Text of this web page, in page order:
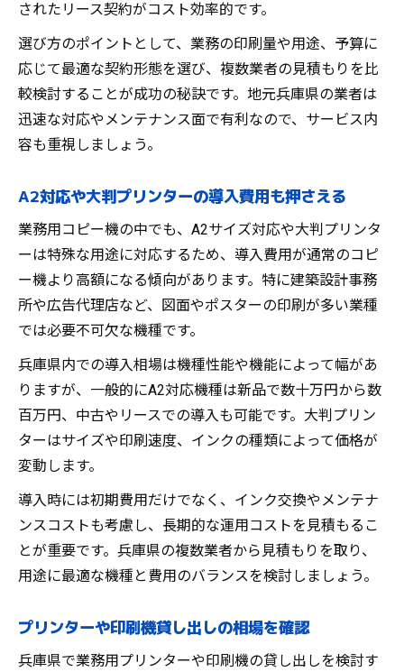
されたリース契約がコスト効率的です。
選び方のポイントとして、業務の印刷量や用途、予算に
応じて最適な契約形態を選び、複数業者の見積もりを比
較検討することが成功の秘訣です。地元兵庫県の業者は
迅速な対応やメンテナンス面で有利なので、サービス内
容も重視しましょう。
A2対応や大判プリンターの導入費用も押さえる
業務用コピー機の中でも、A2サイズ対応や大判プリンタ
ーは特殊な用途に対応するため、導入費用が通常のコピ
ー機より高額になる傾向があります。特に建築設計事務
所や広告代理店など、図面やポスターの印刷が多い業種
では必要不可欠な機種です。
兵庫県内での導入相場は機種性能や機能によって幅があ
りますが、一般的にA2対応機種は新品で数十万円から数
百万円、中古やリースでの導入も可能です。大判プリン
ターはサイズや印刷速度、インクの種類によって価格が
変動します。
導入時には初期費用だけでなく、インク交換やメンテナ
ンスコストも考慮し、長期的な運用コストを見積もるこ
とが重要です。兵庫県の複数業者から見積もりを取り、
用途に最適な機種と費用のバランスを検討しましょう。
プリンターや印刷機貸し出しの相場を確認
兵庫県で業務用プリンターや印刷機の貸し出しを検討す